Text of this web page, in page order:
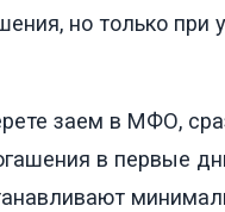
но только при
заем в МФО,
в первые